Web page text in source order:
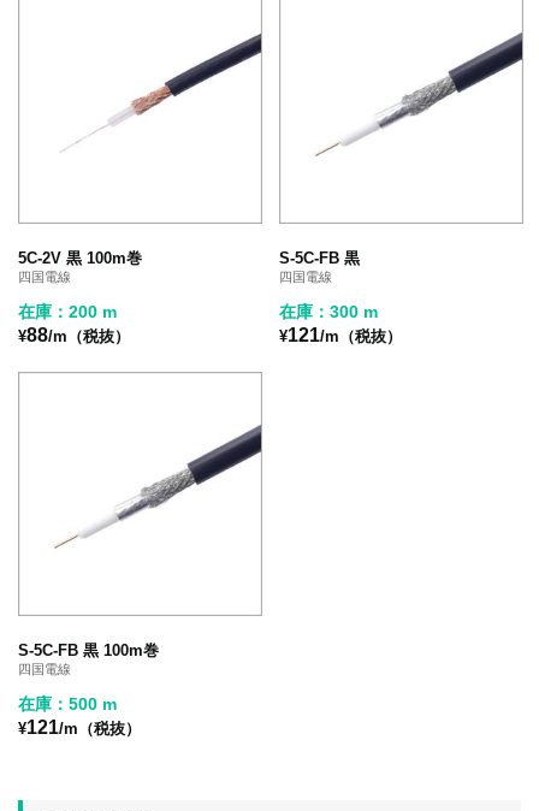
5C-2V 黒 100m巻
四国電線
在庫：200 m
¥88/m（税抜）
S-5C-FB 黒
四国電線
在庫：300 m
¥121/m（税抜）
S-5C-FB 黒 100m巻
四国電線
在庫：500 m
¥121/m（税抜）